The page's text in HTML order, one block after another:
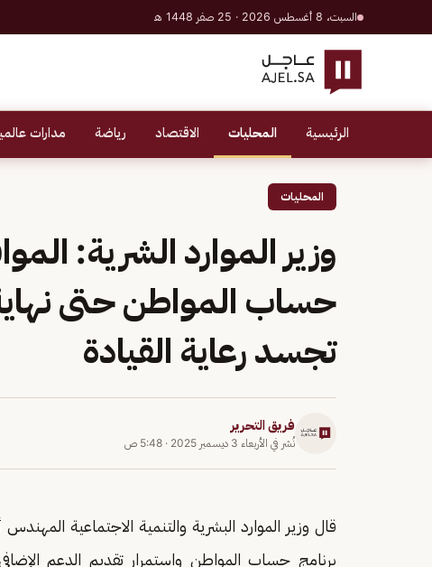
السبت، 8 أغسطس 2026 · 25 صفر 1448 هـ
الرئيسية المحليات الاقتصاد رياضة مدارات
المحليات
وزير الموارد الشرية:
تجسد رعاية القيادة
فريق التحرير
نُشر في الأربعاء 3 ديسمبر 2025 · 5:48 ص
قال وزير الموارد البشرية والتنمية الاجتماعية